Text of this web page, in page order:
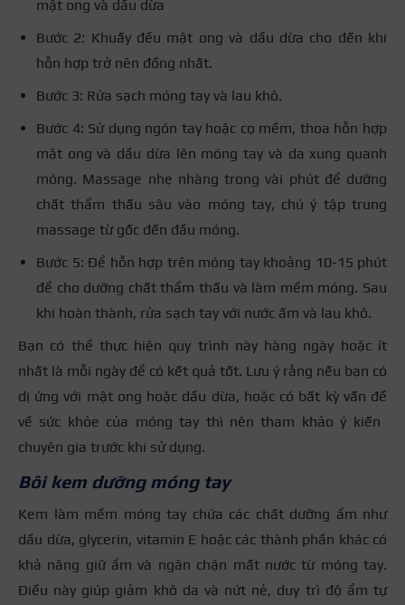
mật ong và dầu dừa
Bước 2: Khuấy đều mật ong và dầu dừa cho đến khi
hỗn hợp trở nên đồng nhất.
Bước 3: Rửa sạch móng tay và lau khô.
Bước 4: Sử dụng ngón tay hoặc cọ mềm, thoa hỗn hợp
mật ong và dầu dừa lên móng tay và da xung quanh
móng. Massage nhẹ nhàng trong vài phút để dưỡng
chất thẩm thấu sâu vào móng tay, chú ý tập trung
massage từ gốc đến đầu móng.
Bước 5: Để hỗn hợp trên móng tay khoảng 10-15 phút
để cho dưỡng chất thẩm thấu và làm mềm móng. Sau
khi hoàn thành, rửa sạch tay với nước ấm và lau khô.
Bạn có thể thực hiện quy trình này hàng ngày hoặc ít
nhất là mỗi ngày để có kết quả tốt. Lưu ý rằng nếu bạn có
dị ứng với mật ong hoặc dầu dừa, hoặc có bất kỳ vấn đề
về sức khỏe của móng tay thì nên tham khảo ý kiến ​​
chuyên gia trước khi sử dụng.
Bôi kem dưỡng móng tay
Kem làm mềm móng tay chứa các chất dưỡng ẩm như
dầu dừa, glycerin, vitamin E hoặc các thành phần khác có
khả năng giữ ẩm và ngăn chặn mất nước từ móng tay.
Điều này giúp giảm khô da và nứt nẻ, duy trì độ ẩm tự